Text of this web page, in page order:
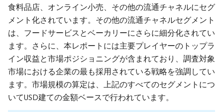
食料品店、オンライン小売、その他の流通チャネルにセグ
メント化されています。その他の流通チャネルセグメント
は、フードサービスとベーカリーにさらに細分化されてい
ます。さらに、本レポートには主要プレイヤーのトップラ
イン収益と市場ポジショニングが含まれており、調査対象
市場における企業の最も採用されている戦略を強調してい
ます。市場規模の算定は、上記のすべてのセグメントにつ
いてUSD建ての金額ベースで行われています。